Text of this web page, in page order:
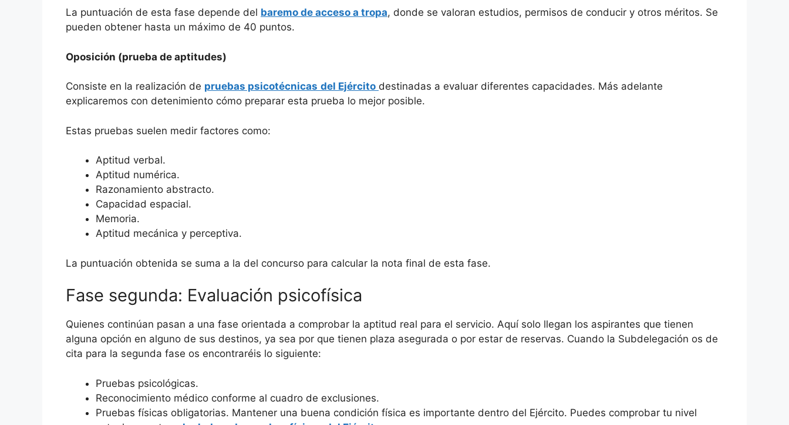
La puntuación de esta fase depende del baremo de acceso a tropa, donde se valoran estudios, permisos de conducir y otros méritos. Se
pueden obtener hasta un máximo de 40 puntos.
Oposición (prueba de aptitudes)
Consiste en la realización de pruebas psicotécnicas del Ejército destinadas a evaluar diferentes capacidades. Más adelante
explicaremos con detenimiento cómo preparar esta prueba lo mejor posible.
Estas pruebas suelen medir factores como:
Aptitud verbal.
Aptitud numérica.
Razonamiento abstracto.
Capacidad espacial.
Memoria.
Aptitud mecánica y perceptiva.
La puntuación obtenida se suma a la del concurso para calcular la nota final de esta fase.
Fase segunda: Evaluación psicofísica
Quienes continúan pasan a una fase orientada a comprobar la aptitud real para el servicio. Aquí solo llegan los aspirantes que tienen
alguna opción en alguno de sus destinos, ya sea por que tienen plaza asegurada o por estar de reservas. Cuando la Subdelegación os de
cita para la segunda fase os encontraréis lo siguiente:
Pruebas psicológicas.
Reconocimiento médico conforme al cuadro de exclusiones.
Pruebas físicas obligatorias. Mantener una buena condición física es importante dentro del Ejército. Puedes comprobar tu nivel